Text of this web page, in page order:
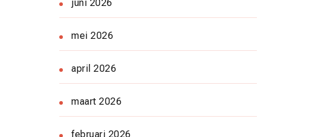
juni 2026
mei 2026
april 2026
maart 2026
februari 2026